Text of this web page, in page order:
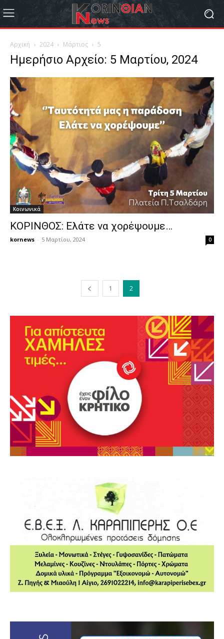
Αρχική 2024 Μάρτιος 5
Ημερήσιο Αρχείο: 5 Μαρτίου, 2024
Κοινωνικά
ΚΟΡΙΝΘΟΣ: Ελάτε να χορέψουμε…
kornews - 5 Μαρτίου, 2024 0
1 2